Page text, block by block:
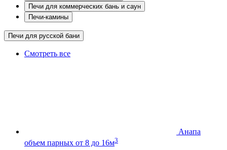
Печи для коммерческих бань и саун
Печи-камины
Печи для русской бани
Смотреть все
Анапа
объем парных от 8 до 16м3